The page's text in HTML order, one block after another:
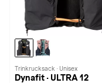
Trinkrucksack · Unisex
Dynafit · ULTRA 12